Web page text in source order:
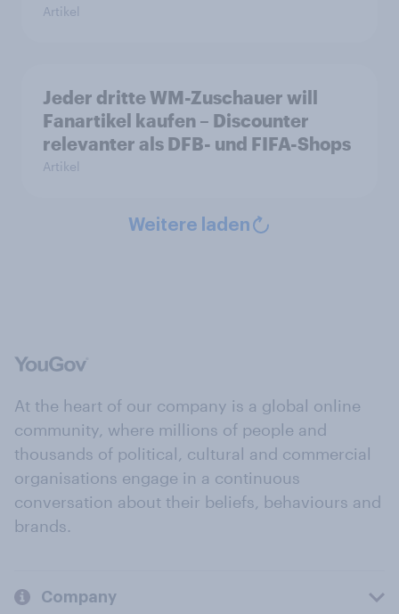
Artikel
Jeder dritte WM-Zuschauer will
Fanartikel kaufen – Discounter
relevanter als DFB- und FIFA-Shops
Artikel
Weitere laden
At the heart of our company is a global online
community, where millions of people and
thousands of political, cultural and commercial
organisations engage in a continuous
conversation about their beliefs, behaviours and
brands.
Company